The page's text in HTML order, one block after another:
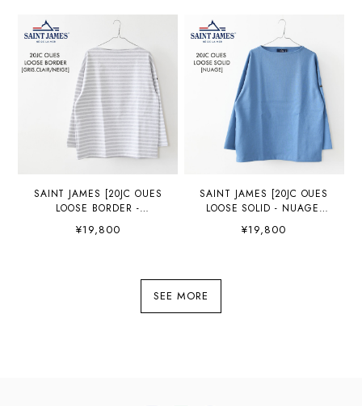
ップショルダー・LADY'S
[2026SS]
ル・無地・LADY'S
[2026SS]
SAINT JAMES [20JC OUES
LOOSE BORDER -
[20jclb-gcl-ne] セントジェ
トン・長袖Tシャツ・ポート
ネック・ウエッソンルーズ
ボーダー・霜降りペールグ
¥19,800
SAINT JAMES [20JC OUES
LOOSE SOLID - NUAGE]
ームス 正規販売店・カット
ネック・ウエッソンルーズ
¥19,800
SEE MORE